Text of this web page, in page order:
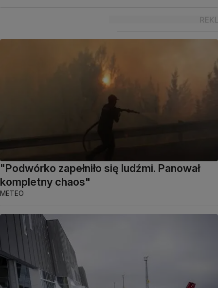
"Podwórko zapełniło się ludźmi. Panował
kompletny chaos"
METEO